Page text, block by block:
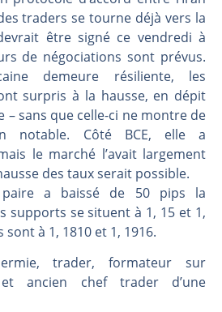
Une inertie haussière qui ralentit | Antoine Quesada – Chrono CAC
Pourquoi le monde entier vacille en même temps cette semaine ? | par Louis-Antoine Michelet
WTI : Explosion mais réserves au plus bas | Denis Desclos – Market Movers
traders se tourne déjà vers la
être signé ce vendredi à
de négociations sont prévus.
demeure résiliente, les
surpris à la hausse, en dépit
– sans que celle-ci ne montre de
notable. Côté BCE, elle a
le marché l’avait largement
des taux serait possible.
paire a baissé de 50 pips la
supports se situent à 1, 15 et 1,
sont à 1, 1810 et 1, 1916.
trader, formateur sur
et ancien chef trader d’une